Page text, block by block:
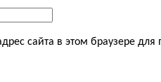
сайта в этом браузере